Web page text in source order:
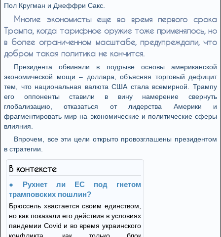
Пол Кругман и Джеффри Сакс.
Многие экономисты еще во время первого срока
Трампа, когда тарифное оружие тоже применялось, но
в более ограниченном масштабе, предупреждали, что
добром такая политика не кончится.
Президента обвиняли в подрыве основы американской
экономической мощи – доллара, объясняя торговый дефицит
тем, что национальная валюта США стала всемирной. Трампу
его оппоненты ставили в вину намерение свернуть
глобализацию, отказаться от лидерства Америки и
фрагментировать мир на экономические и политические сферы
влияния.
Впрочем, все эти цели открыто провозглашены президентом
в стратегии.
В контексте
Рухнет ли ЕС под гнетом
трамповских пошлин?
Брюссель хвастается своим единством,
но как показали его действия в условиях
пандемии Covid и во время украинского